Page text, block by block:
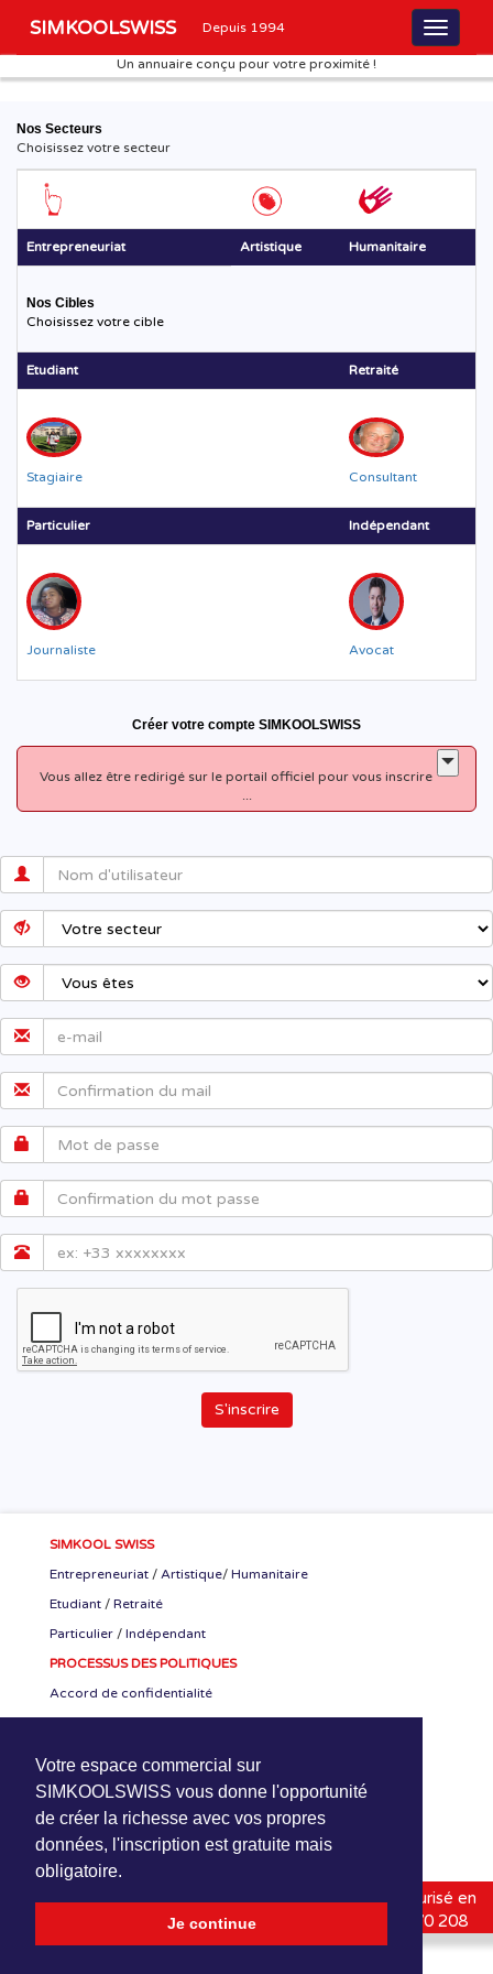
Votre espace commercial sur
SIMKOOLSWISS vous donne l'opportunité
de créer la richesse avec vos propres
données, l'inscription est gratuite mais
obligatoire.
Je continue
SIMKOOLSWISS Depuis 1994
Un annuaire conçu pour votre proximité !
Nos Secteurs
Choisissez votre secteur
Entrepreneuriat Artistique Humanitaire
Nos Cibles
Choisissez votre cible
Etudiant Retraité
Stagiaire Consultant
Particulier Indépendant
Journaliste Avocat
Créer votre compte SIMKOOLSWISS
Vous allez être redirigé sur le portail officiel pour vous inscrire
...
S'inscrire
SIMKOOL SWISS
Entrepreneuriat / Artistique/ Humanitaire
Etudiant / Retraité
Particulier / Indépendant
PROCESSUS DES POLITIQUES
Accord de confidentialité
RETROUVER NOUS
SimKoolSwiss
1994-2020 | Hébergé-Protégé-Sécurisé en
HPNetwork Sàrl | Online : +41 800 070 208